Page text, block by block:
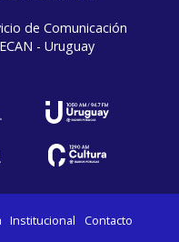
de Comunicación
- Uruguay
Institucional Contacto